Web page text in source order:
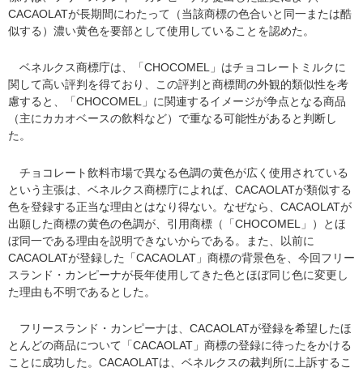
CACAOLATが長期間にわたって（当該商標の色合いと同一または酷
似する）濃い黄色を要部として使用していることを認めた。
ベネルクス商標庁は、「CHOCOMEL」はチョコレートミルクに
関して高い評判を得ており、この評判と商標間の外観的類似性を考
慮すると、「CHOCOMEL」に関連するイメージが争点となる商品
（主にカカオベースの飲料など）で重なる可能性があると判断し
た。
チョコレート飲料市場で異なる色調の黄色が広く使用されている
という主張は、ベネルクス商標庁によれば、CACAOLATが類似する
色を登録する正当な理由とはなり得ない。なぜなら、CACAOLATが
出願した商標の黄色の色調が、引用商標（「CHOCOMEL」）とほ
ぼ同一である理由を説明できないからである。また、以前に
CACAOLATが登録した「CACAOLAT」商標の背景色を、今回フリー
スランド・カンピーナが長年使用してきた色とほぼ同じ色に変更し
た理由も不明であるとした。
フリースランド・カンピーナは、CACAOLATが登録を希望したほ
とんどの商品について「CACAOLAT」商標の登録に待ったをかける
ことに成功した。CACAOLATは、ベネルクスの裁判所に上訴するこ